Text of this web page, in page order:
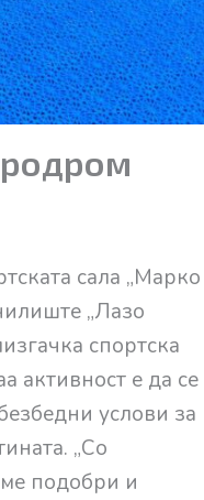
сала „Марко
„Лазо
спортска
активност е да се
услови за
„Со
подобри и